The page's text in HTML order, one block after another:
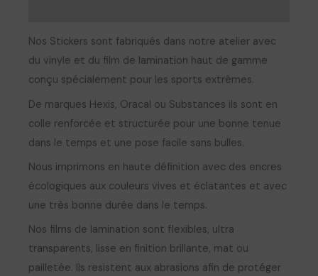
Nos Stickers sont fabriqués dans notre atelier avec
du vinyle et du film de lamination haut de gamme
conçu spécialement pour les sports extrêmes.
De marques Hexis, Oracal ou Substances ils sont en
colle renforcée et structurée pour une bonne tenue
dans le temps et une pose facile sans bulles.
Nous imprimons en haute définition avec des encres
écologiques aux couleurs vives et éclatantes et avec
une très bonne durée dans le temps.
Nos films de lamination sont flexibles, ultra
transparents, lisse en finition brillante, mat ou
pailletée. Ils resistent aux abrasions afin de protéger